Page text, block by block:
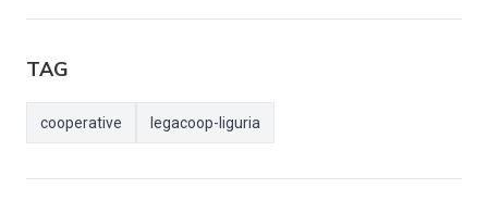
TAG
cooperative legacoop-liguria